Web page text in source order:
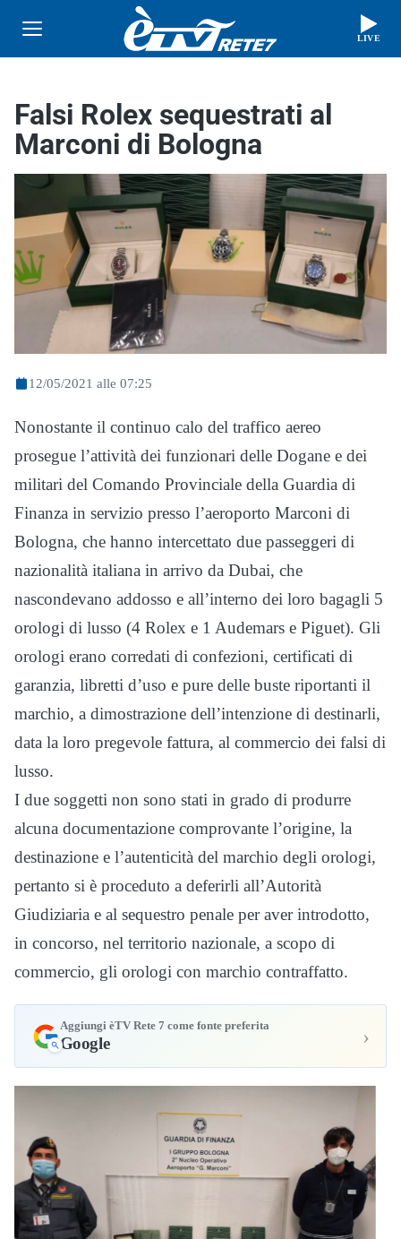
LIVE
Falsi Rolex sequestrati al
Marconi di Bologna
12/05/2021 alle 07:25
Nonostante il continuo calo del traffico aereo
prosegue l’attività dei funzionari delle Dogane e dei
militari del Comando Provinciale della Guardia di
Finanza in servizio presso l’aeroporto Marconi di
Bologna, che hanno intercettato due passeggeri di
nazionalità italiana in arrivo da Dubai, che
nascondevano addosso e all’interno dei loro bagagli 5
orologi di lusso (4 Rolex e 1 Audemars e Piguet). Gli
orologi erano corredati di confezioni, certificati di
garanzia, libretti d’uso e pure delle buste riportanti il
marchio, a dimostrazione dell’intenzione di destinarli,
data la loro pregevole fattura, al commercio dei falsi di
lusso.
I due soggetti non sono stati in grado di produrre
alcuna documentazione comprovante l’origine, la
destinazione e l’autenticità del marchio degli orologi,
pertanto si è proceduto a deferirli all’Autorità
Giudiziaria e al sequestro penale per aver introdotto,
in concorso, nel territorio nazionale, a scopo di
commercio, gli orologi con marchio contraffatto.
Aggiungi èTV Rete 7 come fonte preferita
Google ›